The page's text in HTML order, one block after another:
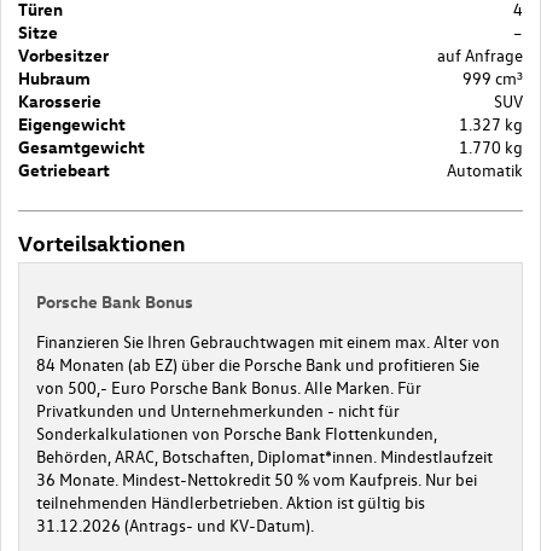
Türen
4
Sitze
–
Vorbesitzer
auf Anfrage
Hubraum
999 cm³
Karosserie
SUV
Eigengewicht
1.327 kg
Gesamtgewicht
1.770 kg
Getriebeart
Automatik
Vorteilsaktionen
Porsche Bank Bonus
Finanzieren Sie Ihren Gebrauchtwagen mit einem max. Alter von
84 Monaten (ab EZ) über die Porsche Bank und profitieren Sie
von 500,- Euro Porsche Bank Bonus. Alle Marken. Für
Privatkunden und Unternehmerkunden - nicht für
Sonderkalkulationen von Porsche Bank Flottenkunden,
Behörden, ARAC, Botschaften, Diplomat*innen. Mindestlaufzeit
36 Monate. Mindest-Nettokredit 50 % vom Kaufpreis. Nur bei
teilnehmenden Händlerbetrieben. Aktion ist gültig bis
31.12.2026 (Antrags- und KV-Datum).